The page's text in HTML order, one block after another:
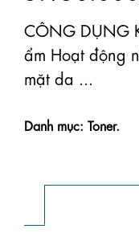
CÔNG DỤNG
ẩm Hoạt động
mặt da ...
Danh mục: Toner.